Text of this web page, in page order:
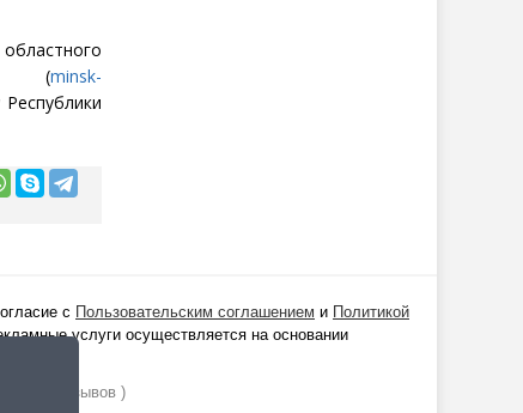
minsk-
с Пользовательским соглашением и Политикой
услуги осуществляется на основании
отзывов )